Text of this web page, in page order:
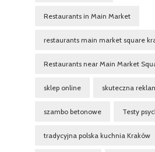
Restaurants in Main Market
restaurants main market square
Restaurants near Main Market
sklep online skuteczna
szambo betonowe Testy
tradycyjna polska kuchnia Kraków